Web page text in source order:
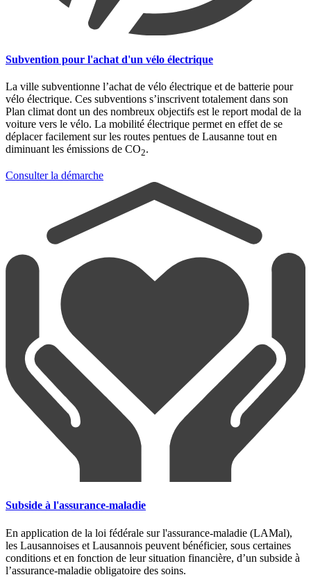
Subvention pour l'achat d'un vélo électrique
La ville subventionne l’achat de vélo électrique et de batterie pour
vélo électrique. Ces subventions s’inscrivent totalement dans son
Plan climat dont un des nombreux objectifs est le report modal de la
voiture vers le vélo. La mobilité électrique permet en effet de se
déplacer facilement sur les routes pentues de Lausanne tout en
diminuant les émissions de CO2.
Consulter la démarche
Subside à l'assurance-maladie
En application de la loi fédérale sur l'assurance-maladie (LAMal),
les Lausannoises et Lausannois peuvent bénéficier, sous certaines
conditions et en fonction de leur situation financière, d’un subside à
l’assurance-maladie obligatoire des soins.